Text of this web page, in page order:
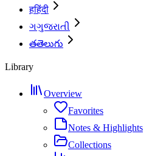
हहिंदी
ગગુજરાતી
తతెలుగు
Library
Overview
Favorites
Notes & Highlights
Collections